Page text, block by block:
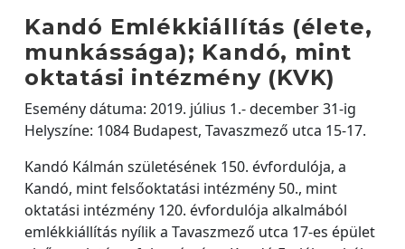
Kandó Emlékkiállítás (élete,
munkássága); Kandó, mint
oktatási intézmény (KVK)
Esemény dátuma: 2019. július 1.- december 31-ig
Helyszíne: 1084 Budapest, Tavaszmező utca 15-17.
Kandó Kálmán születésének 150. évfordulója, a
Kandó, mint felsőoktatási intézmény 50., mint
oktatási intézmény 120. évfordulója alkalmából
emlékkiállítás nyílik a Tavaszmező utca 17-es épület